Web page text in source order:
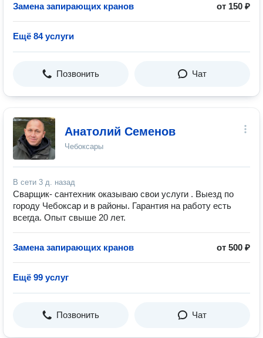
Замена запирающих кранов от 150 ₽
Ещё 84 услуги
Позвонить Чат
Анатолий Семенов
Чебоксары
В сети 3 д. назад
Сварщик- сантехник оказываю свои услуги . Выезд по
городу Чебоксар и в районы. Гарантия на работу есть
всегда. Опыт свыше 20 лет.
Замена запирающих кранов от 500 ₽
Ещё 99 услуг
Позвонить Чат